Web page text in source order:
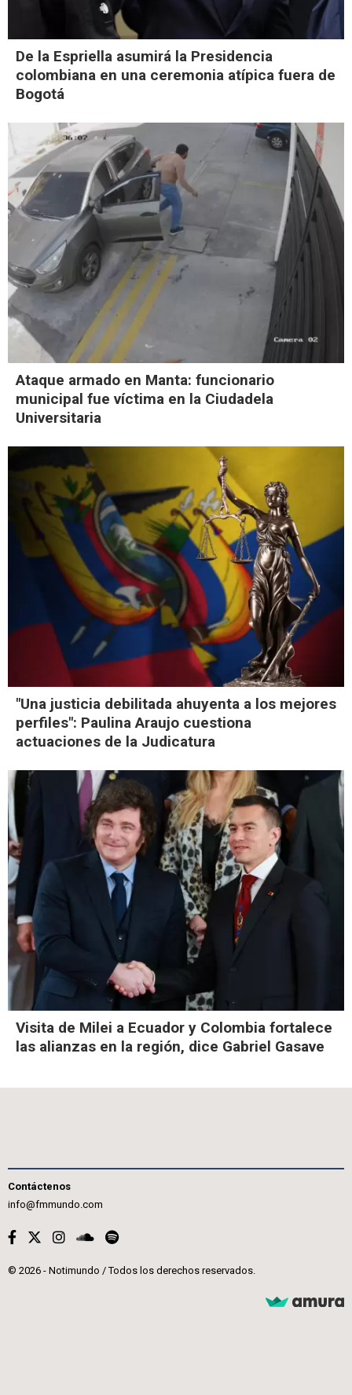
De la Espriella asumirá la Presidencia
colombiana en una ceremonia atípica fuera de
Bogotá
Ataque armado en Manta: funcionario
municipal fue víctima en la Ciudadela
Universitaria
"Una justicia debilitada ahuyenta a los mejores
perfiles": Paulina Araujo cuestiona
actuaciones de la Judicatura
Visita de Milei a Ecuador y Colombia fortalece
las alianzas en la región, dice Gabriel Gasave
Contáctenos
info@fmmundo.com
© 2026 - Notimundo / Todos los derechos reservados.